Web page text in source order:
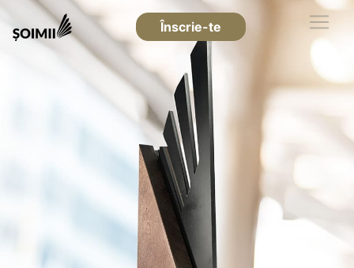
Înscrie-te